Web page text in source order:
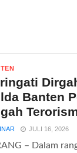
Banten
JULI 16, 2026
– Dalam